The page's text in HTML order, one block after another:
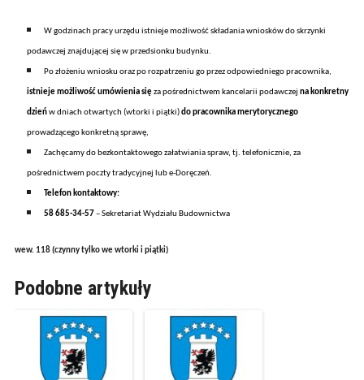
W godzinach pracy urzędu istnieje możliwość składania wniosków do skrzynki
podawczej znajdującej się w przedsionku budynku.
Po złożeniu wniosku oraz po rozpatrzeniu go przez odpowiedniego pracownika,
istnieje możliwość umówienia sięza pośrednictwem kancelarii podawczej na konkretny
dzieńw dniach otwartych (wtorki i piątki)do pracownikamerytorycznego
prowadzącegokonkretnąsprawę,
Zachęcamy do bezkontaktowego załatwiania spraw, tj. telefonicznie, za
pośrednictwem poczty tradycyjnej lub e-Doręczeń.
Telefon kontaktowy:
58 685-34-57 – Sekretariat Wydziału Budownictwa
wew. 118 (czynny tylko we wtorki i piątki)
Podobne artykuły